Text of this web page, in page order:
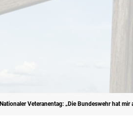
Nationaler Veteranentag: „Die Bundeswehr hat